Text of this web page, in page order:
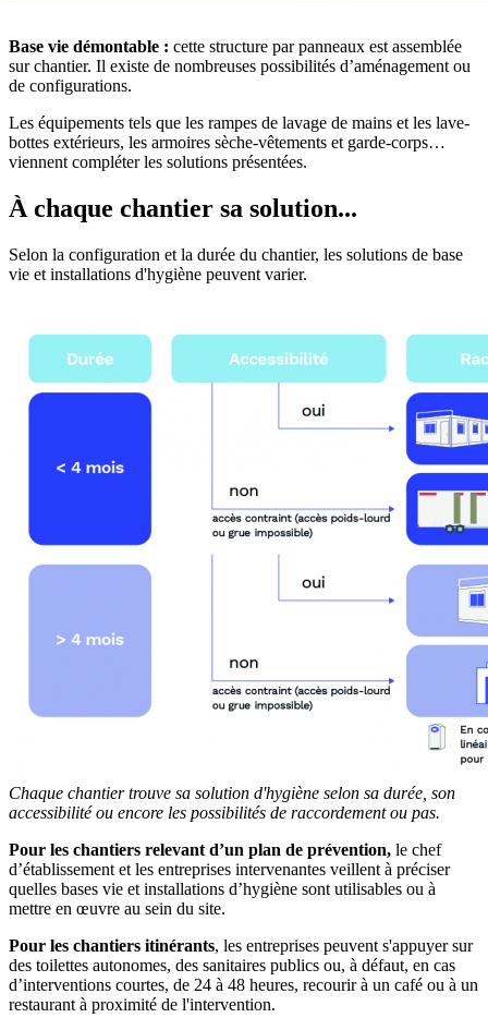
Base vie démontable : cette structure par panneaux est assemblée
sur chantier. Il existe de nombreuses possibilités d’aménagement ou
de configurations.
Les équipements tels que les rampes de lavage de mains et les lave-
bottes extérieurs, les armoires sèche-vêtements et garde-corps…
viennent compléter les solutions présentées.
À chaque chantier sa solution...
Selon la configuration et la durée du chantier, les solutions de base
vie et installations d'hygiène peuvent varier.
Chaque chantier trouve sa solution d'hygiène selon sa durée, son
accessibilité ou encore les possibilités de raccordement ou pas.
Pour les chantiers relevant d’un plan de prévention, le chef
d’établissement et les entreprises intervenantes veillent à préciser
quelles bases vie et installations d’hygiène sont utilisables ou à
mettre en œuvre au sein du site.
Pour les chantiers itinérants, les entreprises peuvent s'appuyer sur
des toilettes autonomes, des sanitaires publics ou, à défaut, en cas
d’interventions courtes, de 24 à 48 heures, recourir à un café ou à un
restaurant à proximité de l'intervention.